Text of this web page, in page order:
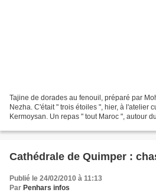
Tajine de dorades au fenouil, préparé par
Nezha. C'était " trois étoiles ", hier, à l'atelier
Kermoysan. Un repas " tout Maroc ", autour
Cathédrale de Quimper :
Publié le 24/02/2010 à 11:13
Par Penhars infos